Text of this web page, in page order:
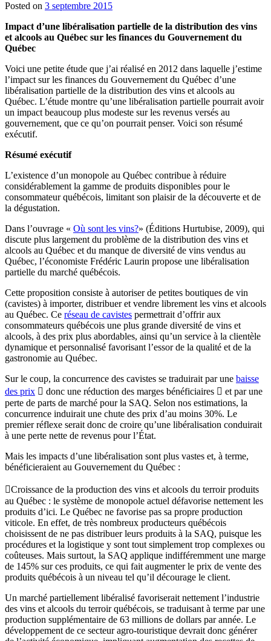
Posted on 3 septembre 2015
Impact d’une libéralisation partielle de la distribution des vins
et alcools au Québec sur les finances du Gouvernement du
Québec
Voici une petite étude que j’ai réalisé en 2012 dans laquelle j’estime
l’impact sur les finances du Gouvernement du Québec d’une
libéralisation partielle de la distribution des vins et alcools au
Québec. L’étude montre qu’une libéralisation partielle pourrait avoir
un impact beaucoup plus modeste sur les revenus versés au
gouvernement, que ce qu’on pourrait penser. Voici son résumé
exécutif.
Résumé exécutif
L’existence d’un monopole au Québec contribue à réduire
considérablement la gamme de produits disponibles pour le
consommateur québécois, limitant son plaisir de la découverte et de
la dégustation.
Dans l’ouvrage « Où sont les vins?» (Éditions Hurtubise, 2009), qui
discute plus largement du problème de la distribution des vins et
alcools au Québec et du manque de diversité de vins vendus au
Québec, l’économiste Frédéric Laurin propose une libéralisation
partielle du marché québécois.
Cette proposition consiste à autoriser de petites boutiques de vin
(cavistes) à importer, distribuer et vendre librement les vins et alcools
au Québec. Ce réseau de cavistes permettrait d’offrir aux
consommateurs québécois une plus grande diversité de vins et
alcools, à des prix plus abordables, ainsi qu’un service à la clientèle
dynamique et personnalisé favorisant l’essor de la qualité et de la
gastronomie au Québec.
Sur le coup, la concurrence des cavistes se traduirait par une baisse
des prix  donc une réduction des marges bénéficiaires  et par une
perte de parts de marché pour la SAQ. Selon nos estimations, la
concurrence induirait une chute des prix d’au moins 30%. Le
premier réflexe serait donc de croire qu’une libéralisation conduirait
à une perte nette de revenus pour l’État.
Mais les impacts d’une libéralisation sont plus vastes et, à terme,
bénéficieraient au Gouvernement du Québec :
Croissance de la production des vins et alcools du terroir produits
au Québec : le système de monopole actuel défavorise nettement les
produits d’ici. Le Québec ne favorise pas sa propre production
viticole. En effet, de très nombreux producteurs québécois
choisissent de ne pas distribuer leurs produits à la SAQ, puisque les
procédures et la logistique y sont tout simplement trop complexes ou
coûteuses. Mais surtout, la SAQ applique indifféremment une marge
de 145% sur ces produits, ce qui fait augmenter le prix de vente des
produits québécois à un niveau tel qu’il décourage le client.
Un marché partiellement libéralisé favoriserait nettement l’industrie
des vins et alcools du terroir québécois, se traduisant à terme par une
production supplémentaire de 63 millions de dollars par année. Le
développement de ce secteur agro-touristique devrait donc générer